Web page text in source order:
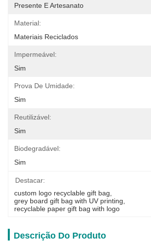
Presente E Artesanato
Material:
Materiais Reciclados
Impermeável:
Sim
Prova De Umidade:
Sim
Reutilizável:
Sim
Biodegradável:
Sim
Destacar:
custom logo recyclable gift bag
grey board gift bag with UV printing
recyclable paper gift bag with logo
Descrição Do Produto